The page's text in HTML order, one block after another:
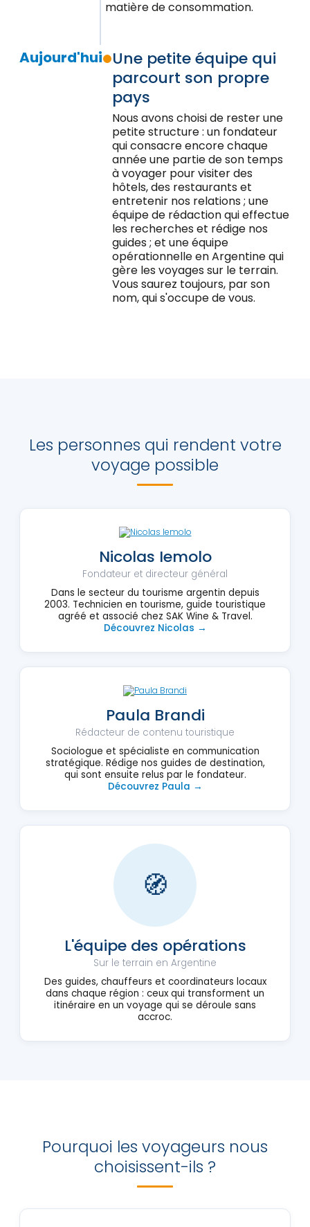
matière de consommation.
Aujourd'hui
Une petite équipe qui
parcourt son propre
pays
Nous avons choisi de rester une
petite structure : un fondateur
qui consacre encore chaque
année une partie de son temps
à voyager pour visiter des
hôtels, des restaurants et
entretenir nos relations ; une
équipe de rédaction qui effectue
les recherches et rédige nos
guides ; et une équipe
opérationnelle en Argentine qui
gère les voyages sur le terrain.
Vous saurez toujours, par son
nom, qui s'occupe de vous.
Les personnes qui rendent votre
voyage possible
Nicolas Iemolo
Fondateur et directeur général
Dans le secteur du tourisme argentin depuis
2003. Technicien en tourisme, guide touristique
agréé et associé chez SAK Wine & Travel.
Découvrez Nicolas →
Paula Brandi
Rédacteur de contenu touristique
Sociologue et spécialiste en communication
stratégique. Rédige nos guides de destination,
qui sont ensuite relus par le fondateur.
Découvrez Paula →
🧭
L'équipe des opérations
Sur le terrain en Argentine
Des guides, chauffeurs et coordinateurs locaux
dans chaque région : ceux qui transforment un
itinéraire en un voyage qui se déroule sans
accroc.
Pourquoi les voyageurs nous
choisissent-ils ?